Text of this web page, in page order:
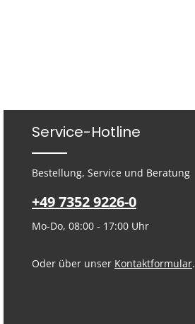
Service-Hotline
Bestellung, Service und Beratung
+49 7352 9226-0
Mo-Do, 08:00 - 17:00 Uhr
Oder über unser Kontaktformular.